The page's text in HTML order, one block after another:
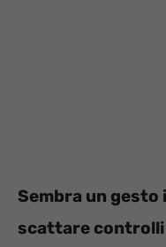
Sembra un gesto
scattare controlli